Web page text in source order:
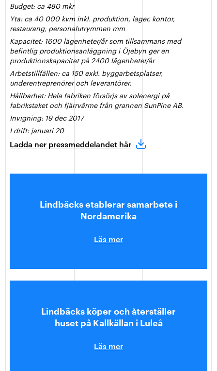
Budget: ca 480 mkr
Yta: ca 40 000 kvm inkl. produktion, lager, kontor,
restaurang, personalutrymmen mm
Kapacitet: 1600 lägenheter/år som tillsammans med
befintlig produktionsanläggning i Öjebyn ger en
produktionskapacitet på 2400 lägenheter/år
Arbetstillfällen: ca 150 exkl. byggarbetsplatser,
underentreprenörer och leverantörer.
Hållbarhet: Hela fabriken försörjs av solenergi på
fabrikstaket och fjärrvärme från grannen SunPine AB.
Invigning: 19 dec 2017
I drift: januari 20
Ladda ner pressmeddelandet här
Lindbäcks etablerar samarbete i
Nordamerika
Läs mer
Lindbäcks köper och återställer
huset på Kallkällan i Luleå
Läs mer